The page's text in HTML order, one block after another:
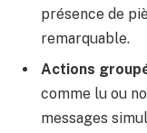
présence de
remarquable.
Actions
comme lu ou
messages